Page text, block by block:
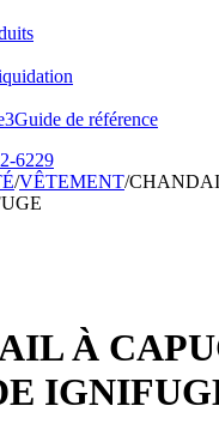
Guide de référence
6229
/VÊTEMENT/
À